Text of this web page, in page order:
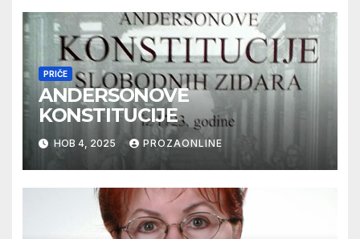
PRIČE
ANDERSONOVE
KONSTITUCIJE
НОВ 4, 2025 PROZAONLINE